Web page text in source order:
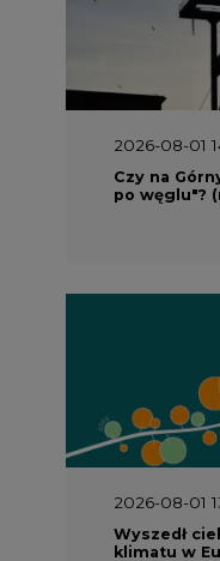
2026-08-01
Czy na
po węglu"?
2026-08-01
Wyszedł
klimatu w